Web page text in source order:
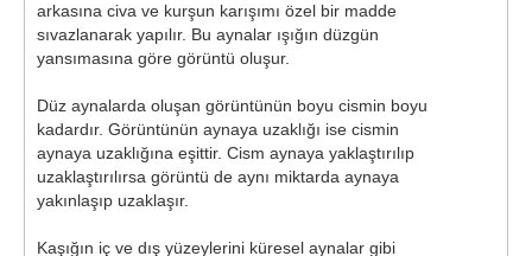
arkasına civa ve kurşun karışımı özel bir madde
sıvazlanarak yapılır. Bu aynalar ışığın düzgün
yansımasına göre görüntü oluşur.
Düz aynalarda oluşan görüntünün boyu cismin boyu
kadardır. Görüntünün aynaya uzaklığı ise cismin
aynaya uzaklığına eşittir. Cism aynaya yaklaştırılıp
uzaklaştırılırsa görüntü de aynı miktarda aynaya
yakınlaşıp uzaklaşır.
Kaşığın iç ve dış yüzeylerini küresel aynalar gibi